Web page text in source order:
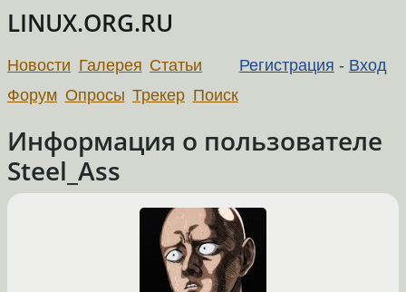
LINUX.ORG.RU
Регистрация - Вход
Новости Галерея Статьи
Форум Опросы Трекер Поиск
Информация о пользователе
Steel_Ass